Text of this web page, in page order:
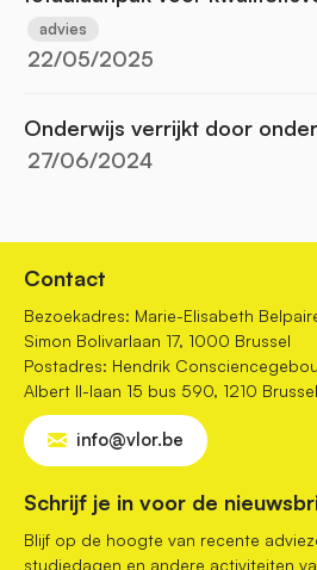
advies
22/05/2025
Onderwijs verrijkt door
27/06/2024
Contact
Bezoekadres: Marie-Elisabeth
Simon Bolivarlaan 17, 1000 Brussel
Postadres: Hendrik
Albert II-laan 15 bus 590, 1210 Brussel
info@vlor.be
Schrijf je in voor de
Blijf op de hoogte van recente
studiedagen en andere activiteiten